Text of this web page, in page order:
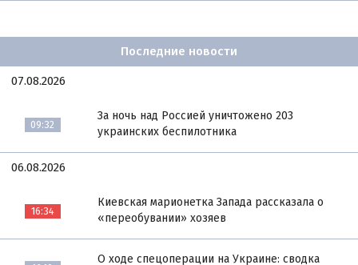
Последние новости
07.08.2026
09:32
За ночь над Россией уничтожено 203
украинских беспилотника
06.08.2026
16:34
Киевская марионетка Запада рассказала о
«переобувании» хозяев
О ходе спецоперации на Украине: сводка